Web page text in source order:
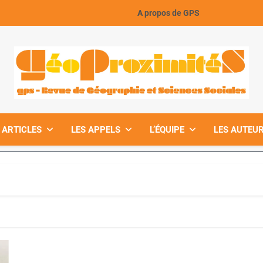
A propos de GPS
GeoProximiteS
ARTICLES LES APPELS L’ÉQUIPE LES